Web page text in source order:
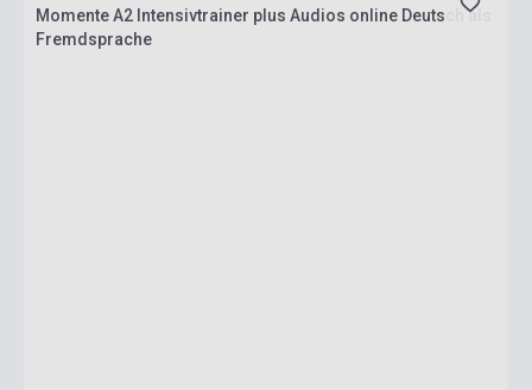
Momente A2 Intensivtrainer plus Audios online Deutsch als
Fremdsprache